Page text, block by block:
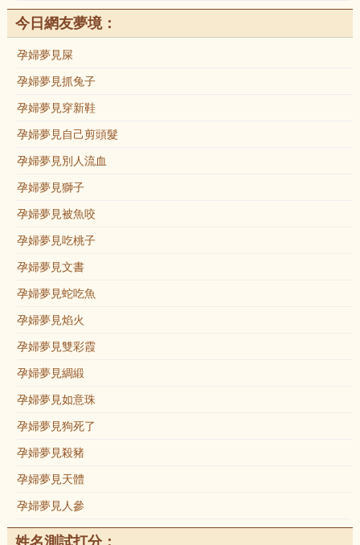
今日網友夢境：
孕婦夢見屎
孕婦夢見抓兔子
孕婦夢見穿新鞋
孕婦夢見自己剪頭髮
孕婦夢見別人流血
孕婦夢見獅子
孕婦夢見被魚咬
孕婦夢見吃桃子
孕婦夢見文書
孕婦夢見蛇吃魚
孕婦夢見焰火
孕婦夢見雙彩霞
孕婦夢見綢緞
孕婦夢見如意珠
孕婦夢見狗死了
孕婦夢見殺豬
孕婦夢見天體
孕婦夢見人參
姓名測試打分：